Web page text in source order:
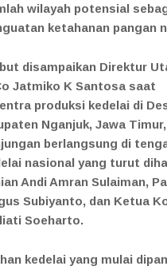
wilayah potensial
ketahanan pangan
disampaikan Direktur
Jatmiko K Santosa saat
produksi kedelai di
Nganjuk, Jawa
berlangsung di
nasional yang turut
Andi Amran Sulaiman,
Subiyanto, dan Ketua
Soeharto.
kedelai yang mulai